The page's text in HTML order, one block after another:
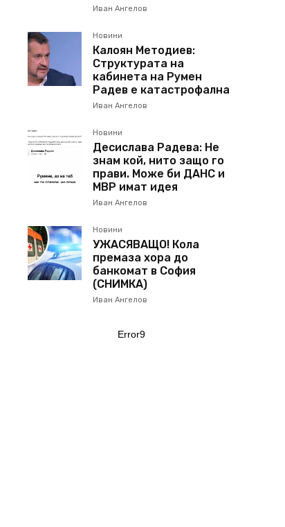
Иван Ангелов
Новини
Калоян Методиев:
Структурата на
кабинета на Румен
Радев е катастрофална
Иван Ангелов
Новини
Десислава Радева: Не
знам кой, нито защо го
прави. Може би ДАНС и
МВР имат идея
Иван Ангелов
Новини
УЖАСЯВАЩО! Кола
премаза хора до
банкомат в София
(СНИМКА)
Иван Ангелов
Error9